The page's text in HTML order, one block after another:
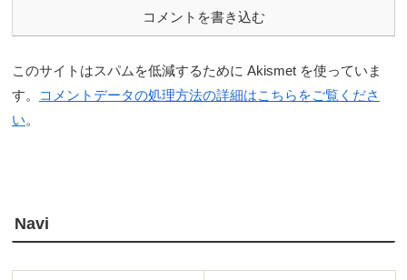
コメントを書き込む
このサイトはスパムを低減するために Akismet を使っていま
す。
コメントデータの処理方法の詳細はこちらをご覧くださ
い。
Navi